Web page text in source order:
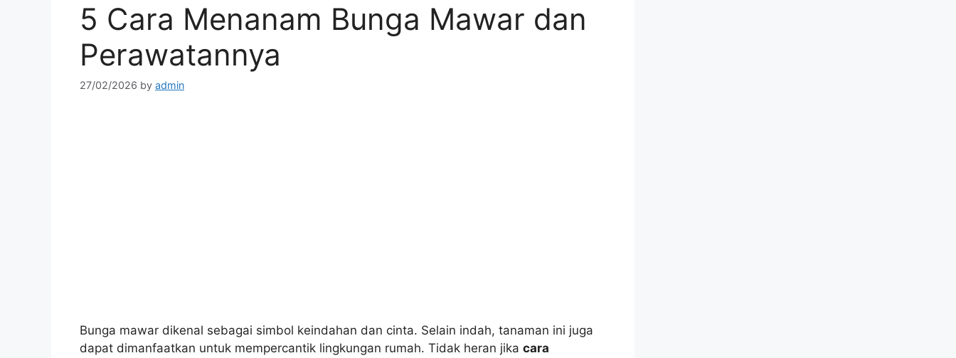
5 Cara Menanam Bunga Mawar dan
Perawatannya
27/02/2026 by admin
Bunga mawar dikenal sebagai simbol keindahan dan cinta. Selain indah, tanaman ini juga
dapat dimanfaatkan untuk mempercantik lingkungan rumah. Tidak heran jika cara